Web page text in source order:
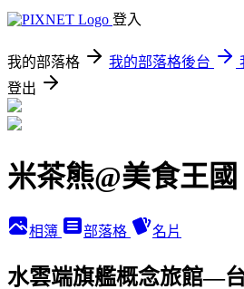
登入
我的部落格 我的部落格後台
登出
米茶熊@美食王國
相簿 部落格 名片
水雲端旗艦概念旅館—